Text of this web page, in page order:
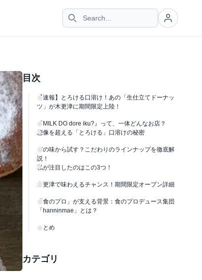
目次
【速報】とろける口溶け！あの「生仕立てドーナッ
ツ」が木更津に期間限定上陸！
『MILK DO dore iku?』って、一体どんなお店？
想像を超える「とろける」口溶けの秘密
どの味から試す？こだわりのラインナップを徹底解
説！
私が注目したのはこの3つ！
木更津で味わえるチャンス！期間限定オープン詳細
「食のプロ」が支える背景：食のプロデュース集団
「hanninmae」とは？
まとめ
カテゴリ